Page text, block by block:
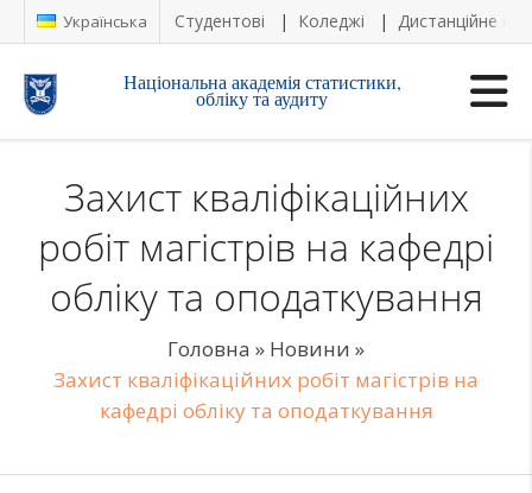
Українська Студентові Коледжі Дистанційне
Національна академія статистики,
обліку та аудиту
Захист кваліфікаційних
робіт магістрів на кафедрі
обліку та оподаткування
Головна » Новини »
Захист кваліфікаційних робіт магістрів на
кафедрі обліку та оподаткування